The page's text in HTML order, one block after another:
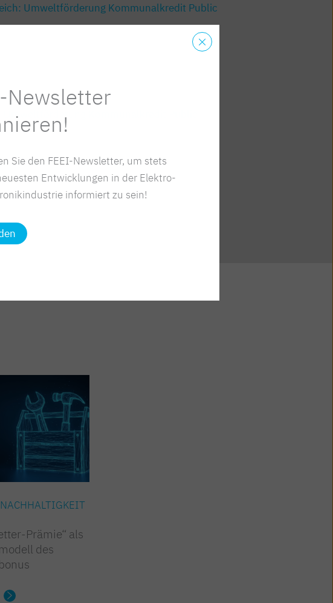
Umweltförderung Kommunalkredit Public
für Straßen-, Außen- und
für Innenbeleuchtungen ab 20 kW:
Kommunalkredit Public
Prämie“ als
des
Newsletter
Sie den FEEI-Newsletter, um stets
Entwicklungen in der Elektro-
informiert zu sein!